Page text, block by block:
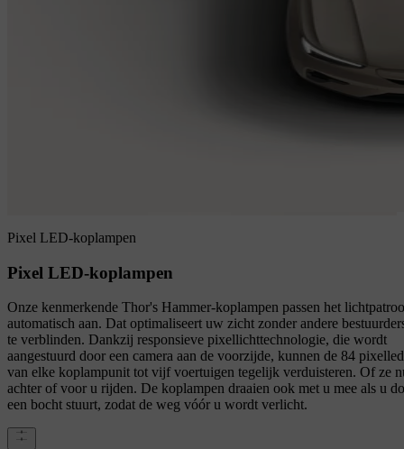
Pixel LED-koplampen
Pixel LED-koplampen
Onze kenmerkende Thor's Hammer-koplampen passen het
automatisch aan. Dat optimaliseert uw zicht zonder andere
te verblinden. Dankzij responsieve pixellichttechnologie, die wordt
aangestuurd door een camera aan de voorzijde, kunnen de 84
van elke koplampunit tot vijf voertuigen tegelijk verduisteren. Of ze
achter of voor u rijden. De koplampen draaien ook met u mee als u
een bocht stuurt, zodat de weg vóór u wordt verlicht.